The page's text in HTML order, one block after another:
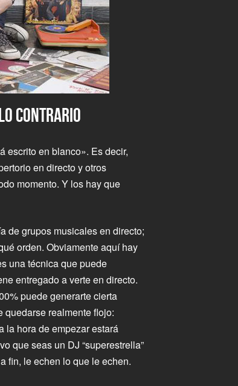
CONTRARIO
escrito en blanco». Es decir,
en directo y otros
momento. Y los hay que
de grupos musicales en directo;
orden. Obviamente aquí hay
una técnica que puede
entregado a verte en directo.
puede generarte cierta
quedarse realmente flojo:
la hora de empezar estará
que seas un DJ “superestrella”
fin, le echen lo que le echen.